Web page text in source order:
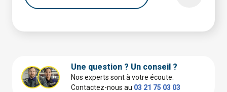
Une question ? Un conseil ?
Nos experts sont à votre écoute.
Contactez-nous au 03 21 75 03 03